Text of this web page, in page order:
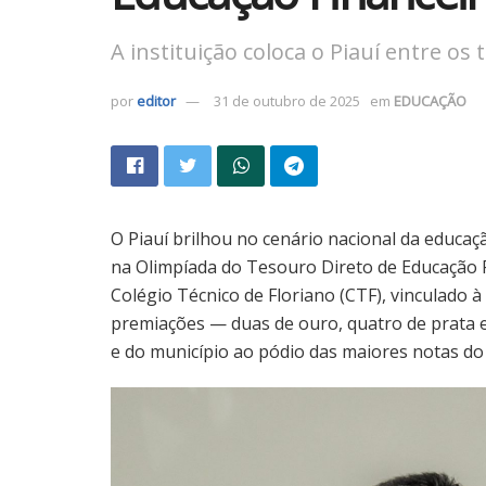
A instituição coloca o Piauí entre os
por editor 31 de outubro de 2025 em EDUCAÇÃO
O Piauí brilhou no cenário nacional da
na Olimpíada do Tesouro Direto de
Colégio Técnico de Floriano (CTF), vinculado
premiações — duas de ouro, quatro de
e do município ao pódio das maiores notas